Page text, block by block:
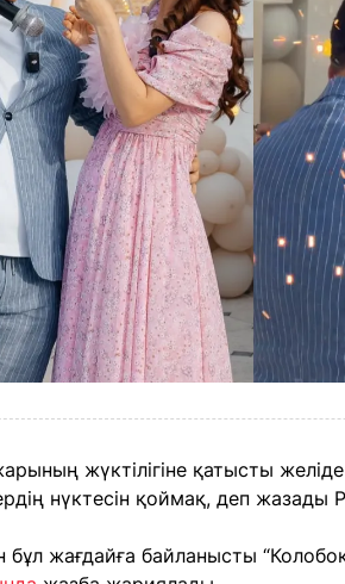
жүктілігіне қатысты желіде
нүктесін қоймақ, деп жазады
бұл жағдайға байланысты